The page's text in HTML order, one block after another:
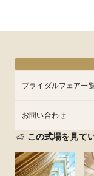
9/7
相
9/7
広
ブライダルフェア一
お問い合わせ
この式場を見て